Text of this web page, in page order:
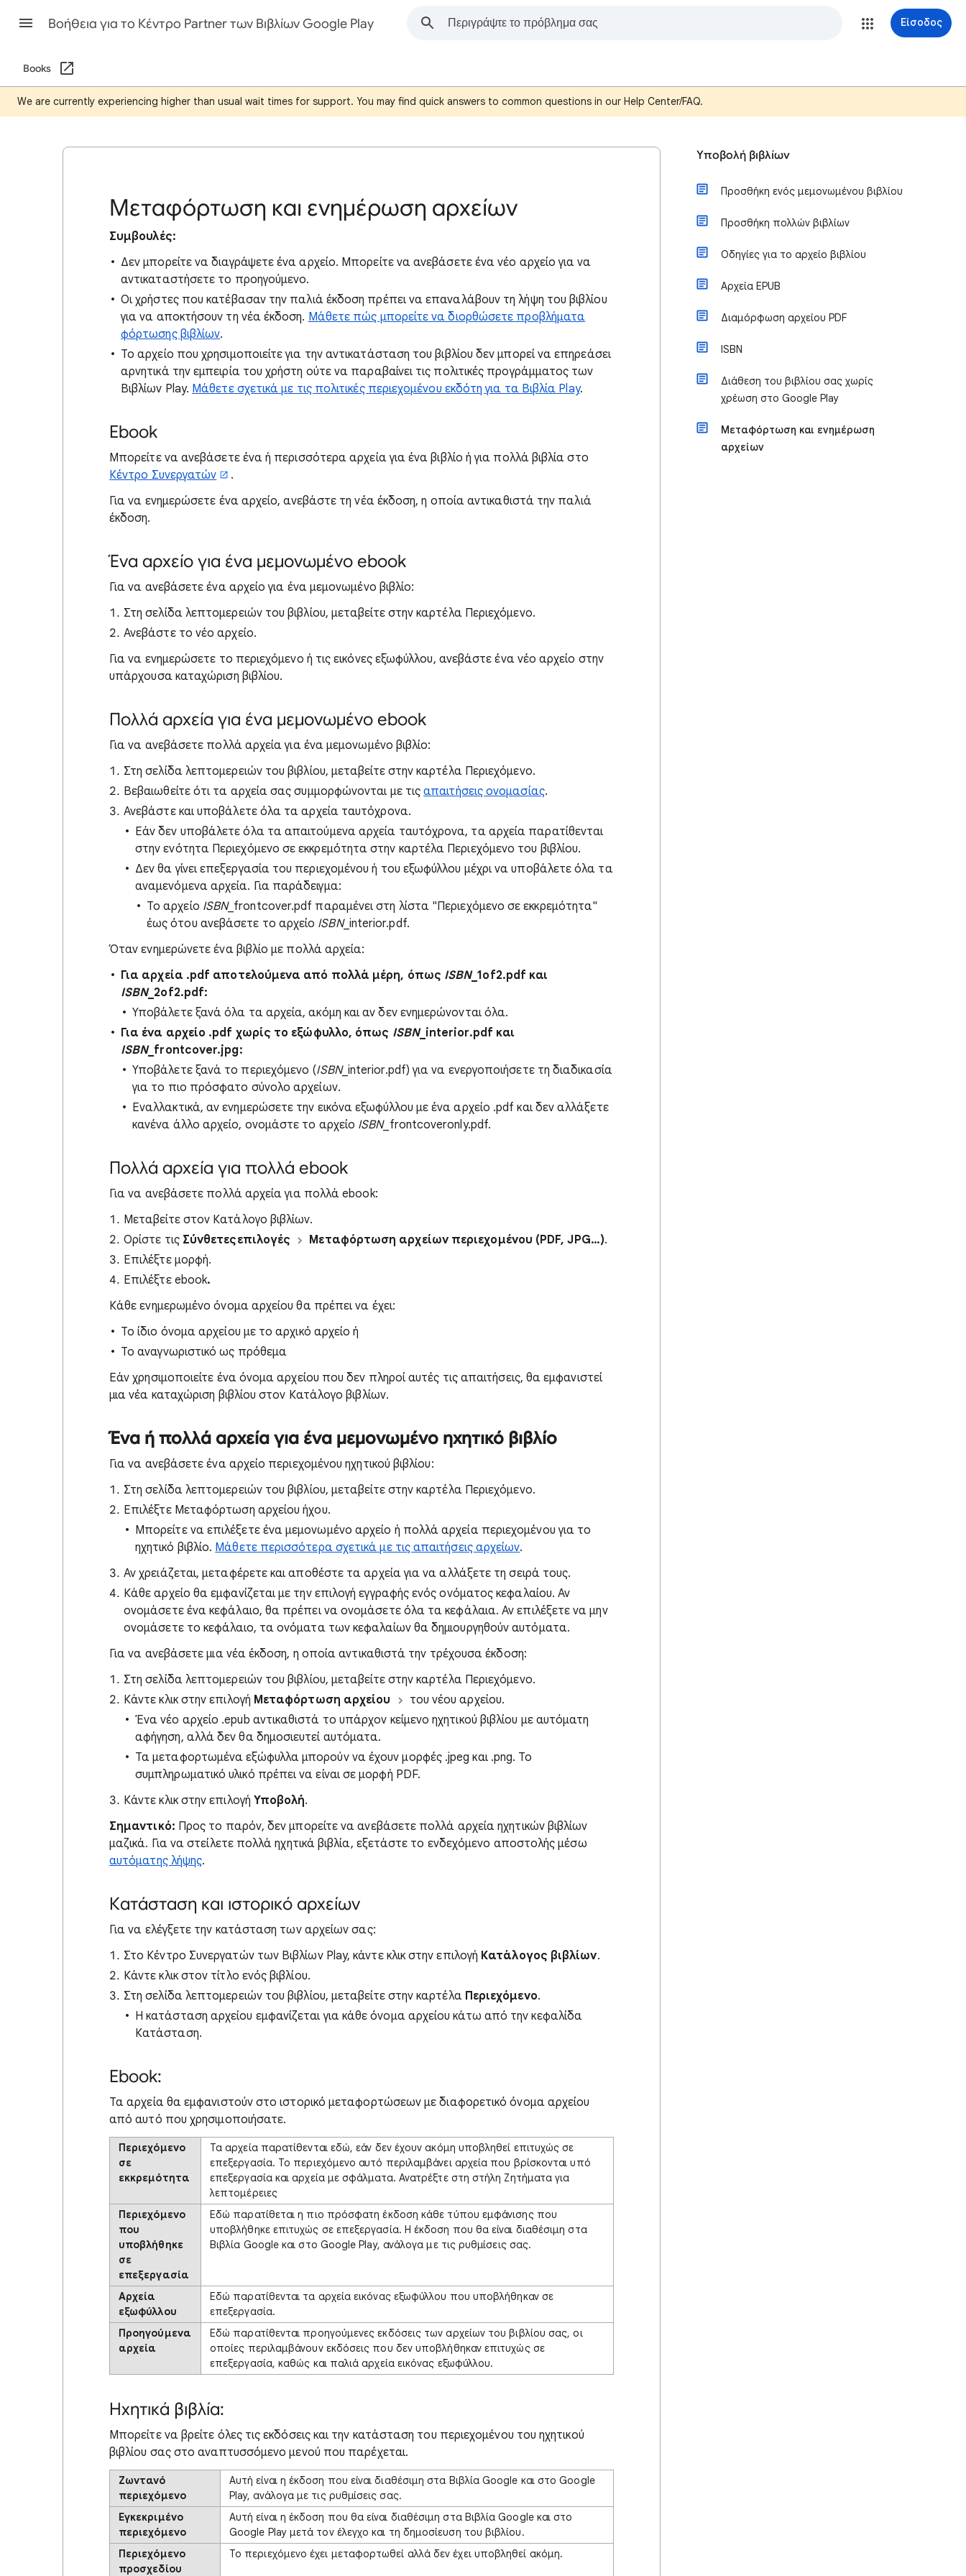
Βοήθεια για το Κέντρο Partner των Βιβλίων Google Play Είσοδος
Books
We are currently experiencing higher than usual wait times for support. You may find quick answers to common questions in our Help Center/FAQ.
Μεταφόρτωση και ενημέρωση αρχείων
Συμβουλές:
Δεν μπορείτε να διαγράψετε ένα αρχείο. Μπορείτε να ανεβάσετε ένα νέο αρχείο για να
αντικαταστήσετε το προηγούμενο.
Οι χρήστες που κατέβασαν την παλιά έκδοση πρέπει να επαναλάβουν τη λήψη του βιβλίου
για να αποκτήσουν τη νέα έκδοση. Μάθετε πώς μπορείτε να διορθώσετε προβλήματα
φόρτωσης βιβλίων.
Το αρχείο που χρησιμοποιείτε για την αντικατάσταση του βιβλίου δεν μπορεί να επηρεάσει
αρνητικά την εμπειρία του χρήστη ούτε να παραβαίνει τις πολιτικές προγράμματος των
Βιβλίων Play. Μάθετε σχετικά με τις πολιτικές περιεχομένου εκδότη για τα Βιβλία Play.
Ebook
Μπορείτε να ανεβάσετε ένα ή περισσότερα αρχεία για ένα βιβλίο ή για πολλά βιβλία στο
Κέντρο Συνεργατών
.
Για να ενημερώσετε ένα αρχείο, ανεβάστε τη νέα έκδοση, η οποία αντικαθιστά την παλιά
έκδοση.
Ένα αρχείο για ένα μεμονωμένο ebook
Για να ανεβάσετε ένα αρχείο για ένα μεμονωμένο βιβλίο:
Στη σελίδα λεπτομερειών του βιβλίου, μεταβείτε στην καρτέλα Περιεχόμενο.
Ανεβάστε το νέο αρχείο.
Για να ενημερώσετε το περιεχόμενο ή τις εικόνες εξωφύλλου, ανεβάστε ένα νέο αρχείο στην
υπάρχουσα καταχώριση βιβλίου.
Πολλά αρχεία για ένα μεμονωμένο ebook
Για να ανεβάσετε πολλά αρχεία για ένα μεμονωμένο βιβλίο:
Στη σελίδα λεπτομερειών του βιβλίου, μεταβείτε στην καρτέλα Περιεχόμενο.
Βεβαιωθείτε ότι τα αρχεία σας συμμορφώνονται με τιςαπαιτήσεις ονομασίας.
Ανεβάστε και υποβάλετε όλα τα αρχεία ταυτόχρονα.
Εάν δεν υποβάλετε όλα τα απαιτούμενα αρχεία ταυτόχρονα, τα αρχεία παρατίθενται
στην ενότητα Περιεχόμενο σε εκκρεμότητα στην καρτέλα Περιεχόμενο του βιβλίου.
Δεν θα γίνει επεξεργασία του περιεχομένου ή του εξωφύλλου μέχρι να υποβάλετε όλα τα
αναμενόμενα αρχεία. Για παράδειγμα:
Το αρχείο ISBN_frontcover.pdf παραμένει στη λίστα "Περιεχόμενο σε εκκρεμότητα"
έως ότου ανεβάσετε το αρχείο ISBN_interior.pdf.
Όταν ενημερώνετε ένα βιβλίο με πολλά αρχεία:
Για αρχεία .pdf αποτελούμενα από πολλά μέρη, όπως ISBN_1of2.pdf και
ISBN_2of2.pdf:
Υποβάλετε ξανά όλα τα αρχεία, ακόμη και αν δεν ενημερώνονται όλα.
Για ένα αρχείο .pdf χωρίς το εξώφυλλο, όπως ISBN_interior.pdf και
ISBN_frontcover.jpg:
Υποβάλετε ξανά το περιεχόμενο (ISBN_interior.pdf) για να ενεργοποιήσετε τη διαδικασία
για το πιο πρόσφατο σύνολο αρχείων.
Εναλλακτικά, αν ενημερώσετε την εικόνα εξωφύλλου με ένα αρχείο .pdf και δεν αλλάξετε
κανένα άλλο αρχείο, ονομάστε το αρχείο ISBN_frontcoveronly.pdf.
Πολλά αρχεία για πολλά ebook
Για να ανεβάσετε πολλά αρχεία για πολλά ebook:
Μεταβείτε στον Κατάλογο βιβλίων.
Ορίστε τις Σύνθετεςεπιλογές Μεταφόρτωση αρχείων περιεχομένου (PDF, JPG…).
Επιλέξτε μορφή.
Επιλέξτε ebook.
Κάθε ενημερωμένο όνομα αρχείου θα πρέπει να έχει:
Το ίδιο όνομα αρχείου με το αρχικό αρχείο ή
Το αναγνωριστικό ως πρόθεμα
Εάν χρησιμοποιείτε ένα όνομα αρχείου που δεν πληροί αυτές τις απαιτήσεις, θα εμφανιστεί
μια νέα καταχώριση βιβλίου στον Κατάλογο βιβλίων.
Ένα ή πολλά αρχεία για ένα μεμονωμένο ηχητικό βιβλίο
Για να ανεβάσετε ένα αρχείο περιεχομένου ηχητικού βιβλίου:
Στη σελίδα λεπτομερειών του βιβλίου, μεταβείτε στην καρτέλα Περιεχόμενο.
Επιλέξτε Μεταφόρτωση αρχείου ήχου.
Μπορείτε να επιλέξετε ένα μεμονωμένο αρχείο ή πολλά αρχεία περιεχομένου για το
ηχητικό βιβλίο. Μάθετε περισσότερα σχετικά με τις απαιτήσεις αρχείων.
Αν χρειάζεται, μεταφέρετε και αποθέστε τα αρχεία για να αλλάξετε τη σειρά τους.
Κάθε αρχείο θα εμφανίζεται με την επιλογή εγγραφής ενός ονόματος κεφαλαίου. Αν
ονομάσετε ένα κεφάλαιο, θα πρέπει να ονομάσετε όλα τα κεφάλαια. Αν επιλέξετε να μην
ονομάσετε το κεφάλαιο, τα ονόματα των κεφαλαίων θα δημιουργηθούν αυτόματα.
Για να ανεβάσετε μια νέα έκδοση, η οποία αντικαθιστά την τρέχουσα έκδοση:
Στη σελίδα λεπτομερειών του βιβλίου, μεταβείτε στην καρτέλα Περιεχόμενο.
Κάντε κλικ στην επιλογή Μεταφόρτωση αρχείου
του νέου αρχείου.
Ένα νέο αρχείο .epub αντικαθιστά το υπάρχον κείμενο ηχητικού βιβλίου με αυτόματη
αφήγηση, αλλά δεν θα δημοσιευτεί αυτόματα.
Τα μεταφορτωμένα εξώφυλλα μπορούν να έχουν μορφές .jpeg και .png. Το
συμπληρωματικό υλικό πρέπει να είναι σε μορφή PDF.
Κάντε κλικ στην επιλογή Υποβολή.
Σημαντικό: Προς το παρόν, δεν μπορείτε να ανεβάσετε πολλά αρχεία ηχητικών βιβλίων
μαζικά. Για να στείλετε πολλά ηχητικά βιβλία, εξετάστε το ενδεχόμενο αποστολής μέσω
αυτόματης λήψης.
Κατάσταση και ιστορικό αρχείων
Για να ελέγξετε την κατάσταση των αρχείων σας:
Στο Κέντρο Συνεργατών των Βιβλίων Play, κάντε κλικ στην επιλογή Κατάλογος βιβλίων.
Κάντε κλικ στον τίτλο ενός βιβλίου.
Στη σελίδα λεπτομερειών του βιβλίου, μεταβείτε στην καρτέλα Περιεχόμενο.
Η κατάσταση αρχείου εμφανίζεται για κάθε όνομα αρχείου κάτω από την κεφαλίδα
Κατάσταση.
Ebook:
Τα αρχεία θα εμφανιστούν στο ιστορικό μεταφορτώσεων με διαφορετικό όνομα αρχείου
από αυτό που χρησιμοποιήσατε.
Περιεχόμενο
σε
εκκρεμότητα
Τα αρχεία παρατίθενται εδώ, εάν δεν έχουν ακόμη υποβληθεί επιτυχώς σε
επεξεργασία. Το περιεχόμενο αυτό περιλαμβάνει αρχεία που βρίσκονται υπό
επεξεργασία και αρχεία με σφάλματα. Ανατρέξτε στη στήλη Ζητήματα για
λεπτομέρειες
Περιεχόμενο
που
υποβλήθηκε
σε
επεξεργασία
Εδώ παρατίθεται η πιο πρόσφατη έκδοση κάθε τύπου εμφάνισης που
υποβλήθηκε επιτυχώς σε επεξεργασία. Η έκδοση που θα είναι διαθέσιμη στα
Βιβλία Google και στο Google Play, ανάλογα με τις ρυθμίσεις σας.
Αρχεία
εξωφύλλου
Εδώ παρατίθενται τα αρχεία εικόνας εξωφύλλου που υποβλήθηκαν σε
επεξεργασία.
Προηγούμενα
αρχεία
Εδώ παρατίθενται προηγούμενες εκδόσεις των αρχείων του βιβλίου σας, οι
οποίες περιλαμβάνουν εκδόσεις που δεν υποβλήθηκαν επιτυχώς σε
επεξεργασία, καθώς και παλιά αρχεία εικόνας εξωφύλλου.
Ηχητικά βιβλία:
Μπορείτε να βρείτε όλες τις εκδόσεις και την κατάσταση του περιεχομένου του ηχητικού
βιβλίου σας στο αναπτυσσόμενο μενού που παρέχεται.
Ζωντανό
περιεχόμενο
Αυτή είναι η έκδοση που είναι διαθέσιμη στα Βιβλία Google και στο Google
Play, ανάλογα με τις ρυθμίσεις σας.
Εγκεκριμένο
περιεχόμενο
Αυτή είναι η έκδοση που θα είναι διαθέσιμη στα Βιβλία Google και στο
Google Play μετά τον έλεγχο και τη δημοσίευση του βιβλίου.
Περιεχόμενο
προσχεδίου
Το περιεχόμενο έχει μεταφορτωθεί αλλά δεν έχει υποβληθεί ακόμη.
Υποβολή βιβλίων
Προσθήκη ενός μεμονωμένου βιβλίου
Προσθήκη πολλών βιβλίων
Οδηγίες για το αρχείο βιβλίου
Αρχεία EPUB
Διαμόρφωση αρχείου PDF
ISBN
Διάθεση του βιβλίου σας χωρίς
χρέωση στο Google Play
Μεταφόρτωση και ενημέρωση
αρχείων